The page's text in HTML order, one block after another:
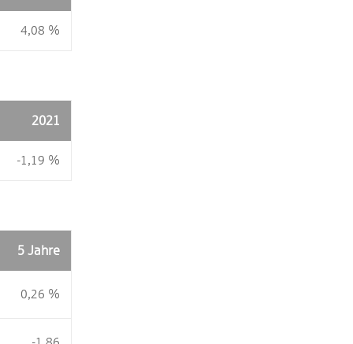
4,08 %
2021
-1,19 %
5 Jahre
0,26 %